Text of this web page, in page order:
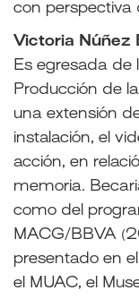
con perspectiva
Victoria Núñez
Es egresada de
Producción de
una extensión
instalación, el
acción, en
memoria.
como del
MACG/BBVA
presentado en
el MUAC, el